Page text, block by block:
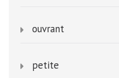
ouvrant
petite